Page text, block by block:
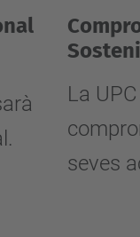
La
seves